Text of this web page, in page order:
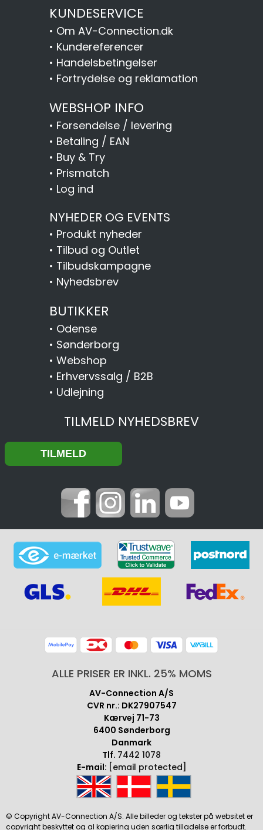
KUNDESERVICE
• Om AV-Connection.dk
• Kundereferencer
• Handelsbetingelser
• Fortrydelse og reklamation
WEBSHOP INFO
• Forsendelse / levering
• Betaling / EAN
• Buy & Try
• Prismatch
• Log ind
NYHEDER OG EVENTS
• Produkt nyheder
• Tilbud og Outlet
• Tilbudskampagne
• Nyhedsbrev
BUTIKKER
• Odense
• Sønderborg
• Webshop
• Erhvervssalg / B2B
• Udlejning
TILMELD NYHEDSBREV
ALLE PRISER ER INKL. 25% MOMS
AV-Connection A/S
CVR nr.: DK27907547
Kærvej 71-73
6400 Sønderborg
Danmark
Tlf. 7442 1078
E-mail: [email protected]
© Copyright AV-Connection A/S. Alle billeder og tekster på websitet er
copyright beskyttet og al kopiering uden særlig tilladelse er forbudt.